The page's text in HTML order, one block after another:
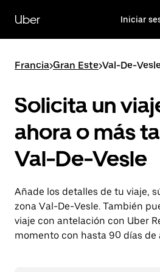
contenido
principal
Uber Iniciar
Francia>Gran Este>Val-De-Vesle
Solicita un
ahora o más
Val-De-Vesle
Añade los detalles de tu viaje,
zona Val-De-Vesle. También
viaje con antelación con Uber
momento con hasta 90 días de